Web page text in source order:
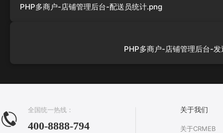
PHP多商户-店铺管理后台-配送员统计.png
PHP多商户-店铺管理后台-
全国统一热线：
400-8888-794
关于我们
关于CRMEB